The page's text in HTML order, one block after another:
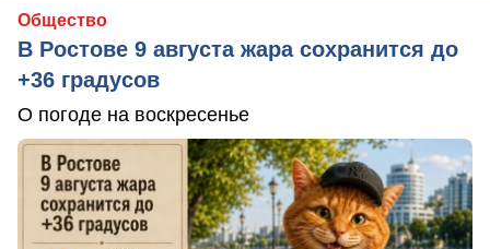
Общество
В Ростове 9 августа жара сохранится до
+36 градусов
О погоде на воскресенье